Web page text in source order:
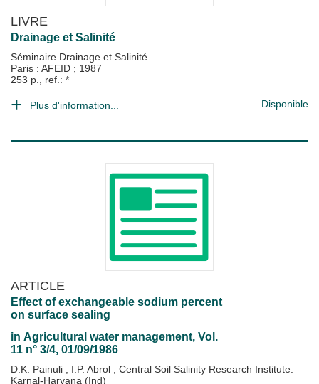
LIVRE
Drainage et Salinité
Séminaire Drainage et Salinité
Paris : AFEID ; 1987
253 p., ref.: *
Plus d'information... Disponible
ARTICLE
Effect of exchangeable sodium percent
on surface sealing
in Agricultural water management, Vol.
11 n° 3/4, 01/09/1986
D.K. Painuli ; I.P. Abrol ; Central Soil Salinity Research Institute.
Karnal-Haryana (Ind)